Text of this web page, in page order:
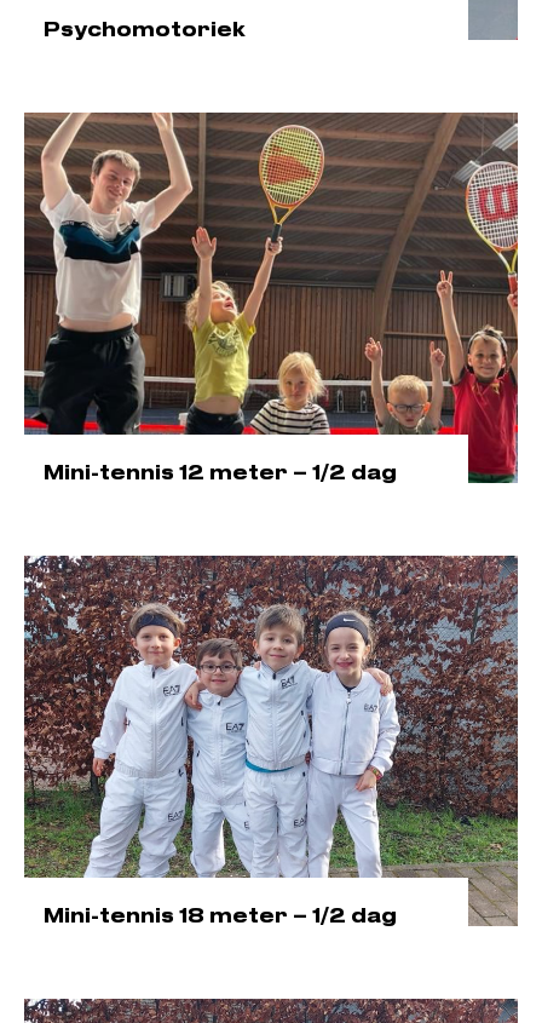
Psychomotoriek
Mini-tennis 12 meter – 1/2 dag
Mini-tennis 18 meter – 1/2 dag